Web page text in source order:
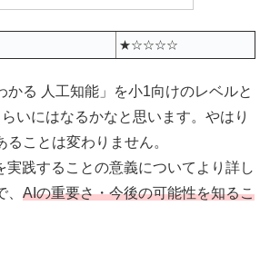
★☆☆☆☆
かる 人工知能」を小1向けのレベルと
いにはなるかなと思います。やはり
ることは変わりません。
実践することの意義についてより詳し
AIの重要さ・今後の可能性を知るこ